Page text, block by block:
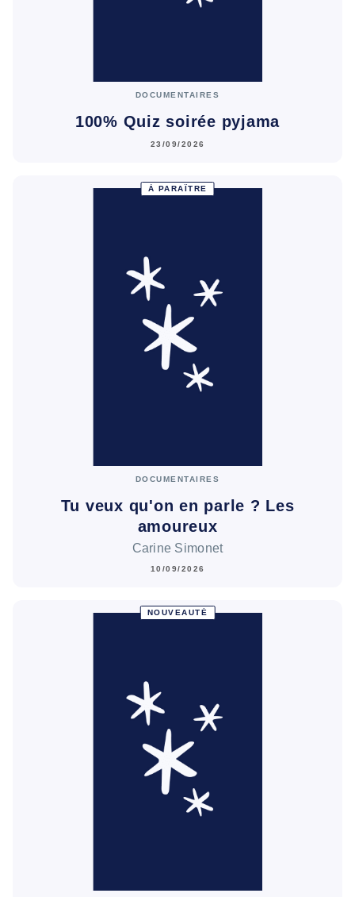
DOCUMENTAIRES
100% Quiz soirée pyjama
23/09/2026
À PARAÎTRE
DOCUMENTAIRES
Tu veux qu'on en parle ? Les
amoureux
Carine Simonet
10/09/2026
NOUVEAUTÉ